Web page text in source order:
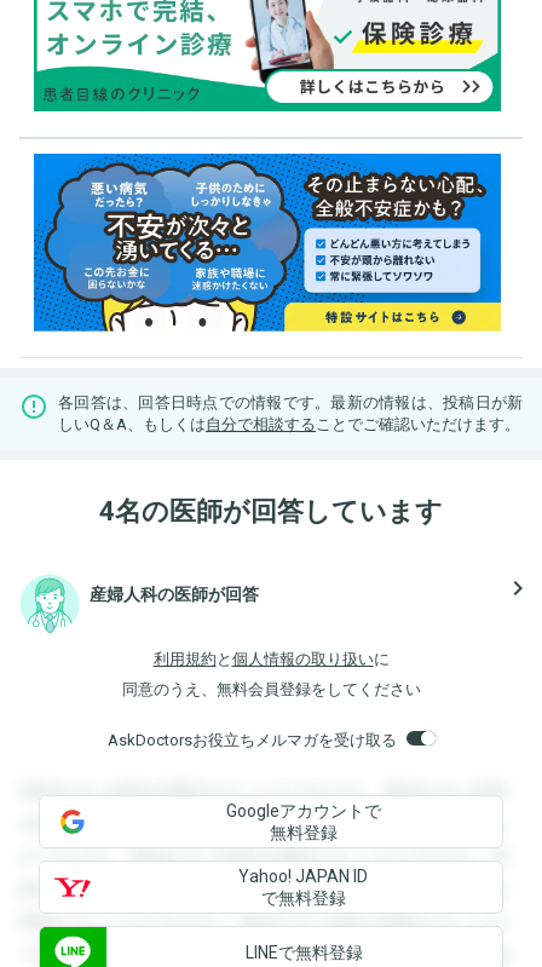
各回答は、回答日時点での情報です。最新の情報は、投稿日が新
しいQ＆A、もしくは自分で相談する ことでご確認いただけます。
4名の医師が回答しています
産婦人科の医師が回答 navigate_next
利用規約 と 個人情報の取り扱いに
同意のうえ、無料会員登録をしてください
AskDoctorsお役立ちメルマガを受け取る
登録すると回答を閲覧することができます。登録すると回答
を閲覧することができます。登録すると回答を閲覧すること
ができます。登録すると回答を閲覧することができます。登
録すると回答を閲覧することができます。登録すると回答を
閲覧することができます。登録すると回答を閲覧することが
できます。登録すると回答を閲覧することができます。登録
Googleアカウントで
無料登録
Yahoo! JAPAN ID
で無料登録
LINEで無料登録